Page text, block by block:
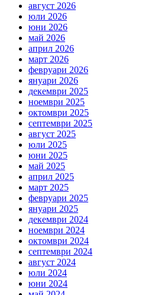
август 2026
юли 2026
юни 2026
май 2026
април 2026
март 2026
февруари 2026
януари 2026
декември 2025
ноември 2025
октомври 2025
септември 2025
август 2025
юли 2025
юни 2025
май 2025
април 2025
март 2025
февруари 2025
януари 2025
декември 2024
ноември 2024
октомври 2024
септември 2024
август 2024
юли 2024
юни 2024